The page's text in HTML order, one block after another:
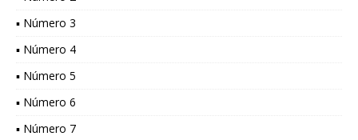
▪ Número 3
▪ Número 4
▪ Número 5
▪ Número 6
▪ Número 7